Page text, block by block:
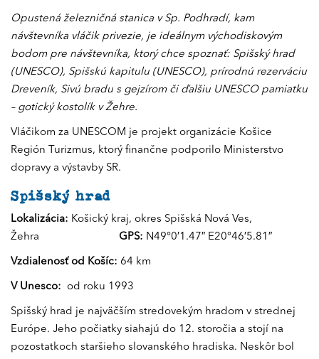
Opustená železničná stanica v Sp. Podhradí, kam
návštevníka vláčik privezie, je ideálnym východiskovým
bodom pre návštevníka, ktorý chce spoznať: Spišský hrad
(UNESCO), Spišskú kapitulu (UNESCO), prírodnú rezerváciu
Dreveník, Sivú bradu s gejzírom či ďalšiu UNESCO pamiatku
– gotický kostolík v Žehre.
Vláčikom za UNESCOM je projekt organizácie Košice
Región Turizmus, ktorý finančne podporilo Ministerstvo
dopravy a výstavby SR.
Spišský hrad
Lokalizácia: Košický kraj, okres Spišská Nová Ves,
Žehra GPS: N49°0′1.47″ E20°46′5.81″
Vzdialenosť od Košíc: 64 km
V Unesco: od roku 1993
Spišský hrad je najväčším stredovekým hradom v strednej
Európe. Jeho počiatky siahajú do 12. storočia a stojí na
pozostatkoch staršieho slovanského hradiska. Neskôr bol